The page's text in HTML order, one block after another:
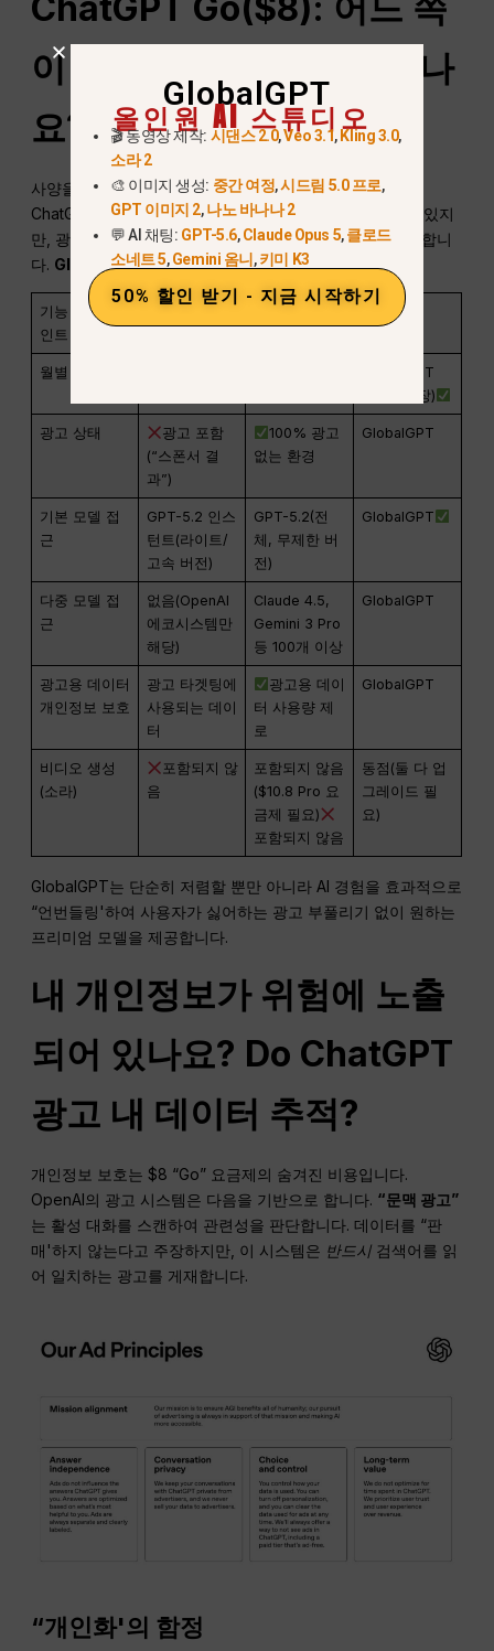
이 더 나은 가치를 제공하나
요?
사양을 나란히 분석해 보면 가치의 차이가 분명해집니다.
ChatGPT Go의 “공식” 배지는 프리미엄 가격이 책정되어 있지
만, 광고가 지원되는 다음과 비교하면 열등한 경험을 제공합니
다. GlobalGPT 기본 계획.
기능 / 비교 포
인트
승자는?
월별 가격
GlobalGPT
(27% 저장)
광고 상태
광고 포함
(“스폰서 결
과”)
100% 광고
없는 환경
GlobalGPT
기본 모델 접
근
GPT-5.2 인스
턴트(라이트/
고속 버전)
GPT-5.2(전
체, 무제한 버
전)
GlobalGPT
다중 모델 접
근
없음(OpenAI
에코시스템만
해당)
Claude 4.5,
Gemini 3 Pro
등 100개 이상
GlobalGPT
광고용 데이터
개인정보 보호
광고 타겟팅에
사용되는 데이
터
광고용 데이
터 사용량 제
로
GlobalGPT
비디오 생성
(소라)
포함되지 않
음
포함되지 않음
($10.8 Pro 요
금제 필요)
포함되지 않음
동점(둘 다 업
그레이드 필
요)
GlobalGPT는 단순히 저렴할 뿐만 아니라 AI 경험을 효과적으로
“언번들링'하여 사용자가 싫어하는 광고 부풀리기 없이 원하는
프리미엄 모델을 제공합니다.
내 개인정보가 위험에 노출
되어 있나요? Do ChatGPT
광고 내 데이터 추적?
개인정보 보호는 $8 “Go” 요금제의 숨겨진 비용입니다.
OpenAI의 광고 시스템은 다음을 기반으로 합니다. “문맥 광고”
는 활성 대화를 스캔하여 관련성을 판단합니다. 데이터를 “판
매'하지 않는다고 주장하지만, 이 시스템은 반드시 검색어를 읽
어 일치하는 광고를 게재합니다.
“개인화'의 함정
GlobalGPT
올인원 AI 스튜디오
🎬 동영상 제작: 시댄스 2.0,Veo 3.1,Kling 3.0,
소라 2
🎨 이미지 생성: 중간 여정,시드림 5.0 프로,
GPT 이미지 2,나노 바나나 2
💬 AI 채팅: GPT-5.6,Claude Opus 5,클로드
소네트 5,Gemini 옴니,키미 K3
50% 할인 받기 - 지금 시작하기